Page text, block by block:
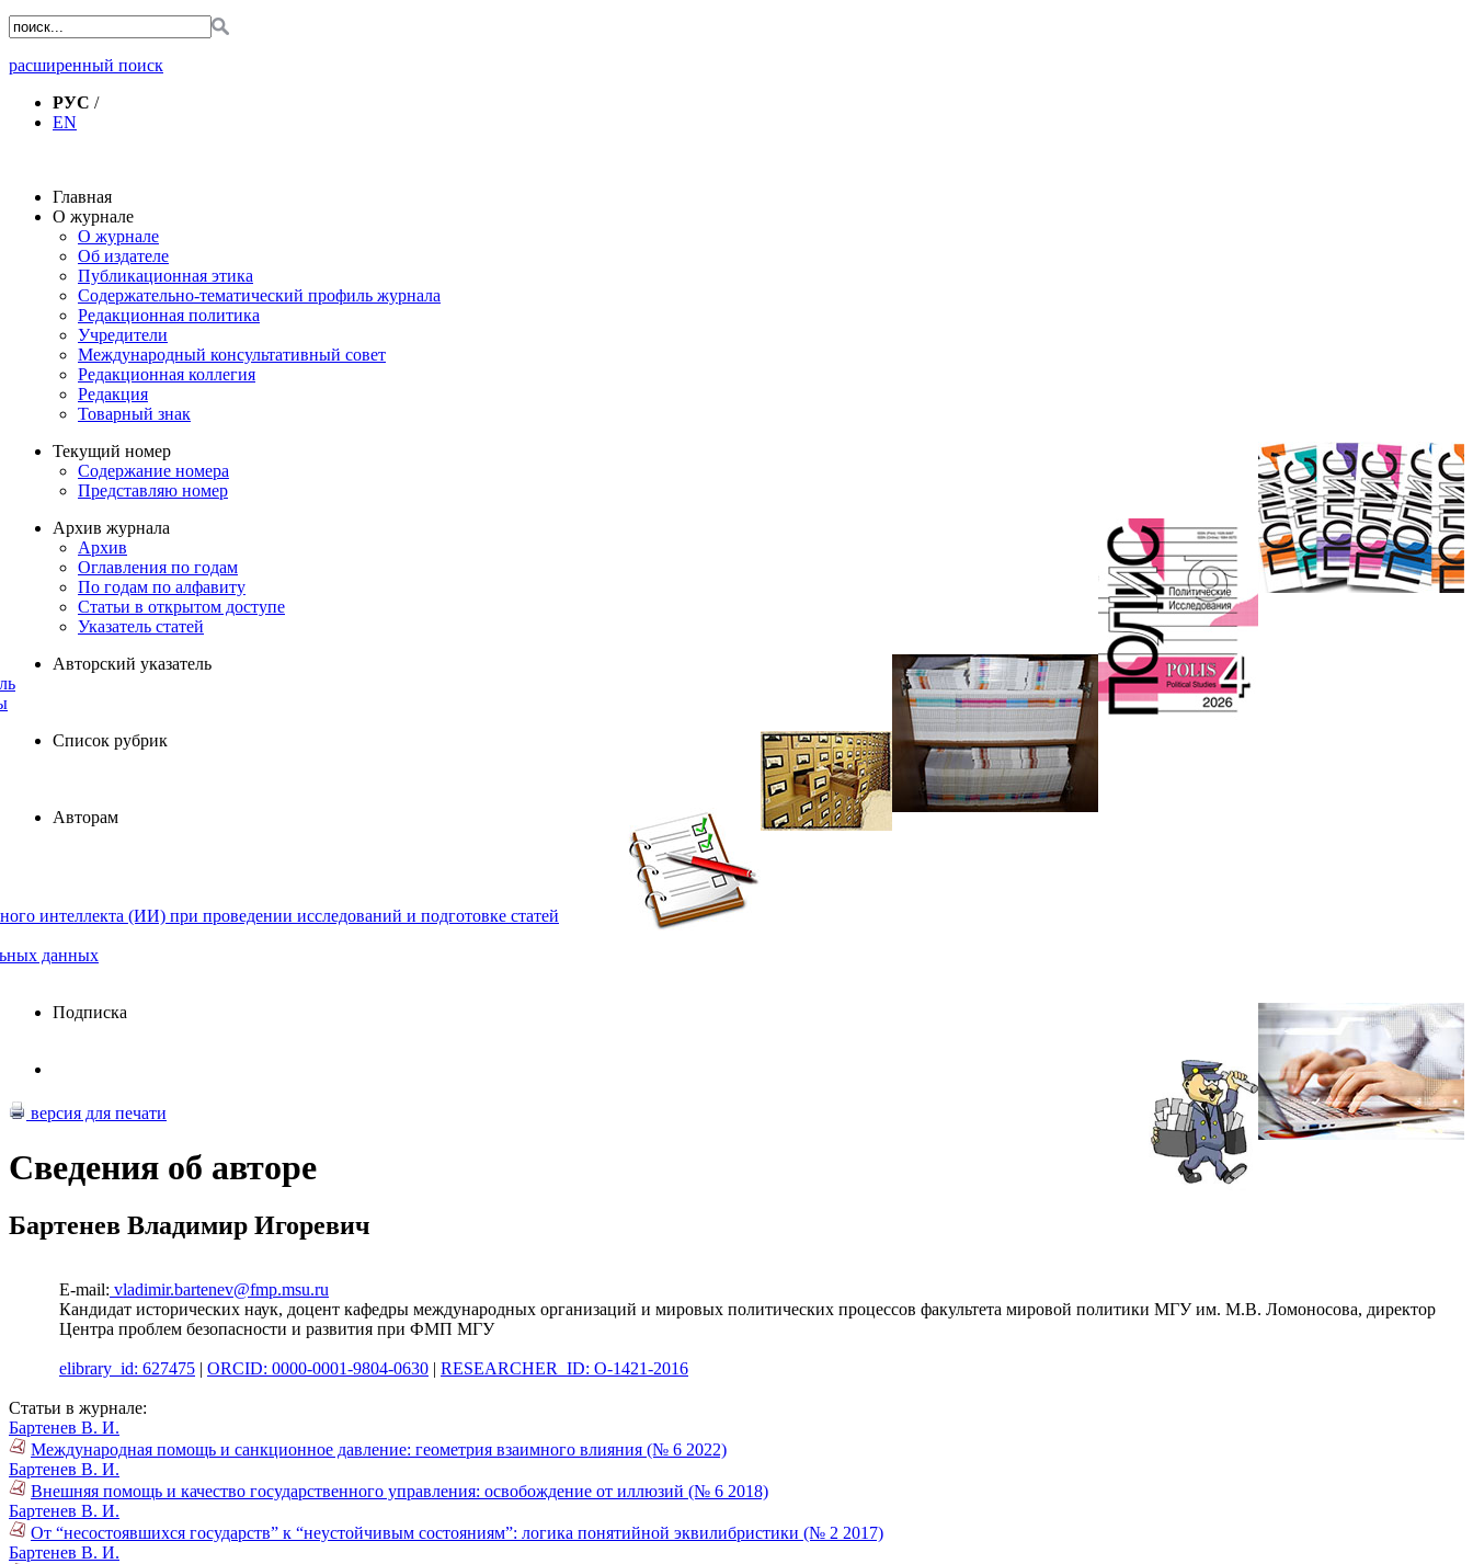
расширенный поиск
РУС /
EN
Главная
О журнале
О журнале
Об издателе
Публикационная этика
Содержательно-тематический профиль журнала
Редакционная политика
Учредители
Международный консультативный совет
Редакционная коллегия
Редакция
Товарный знак
Текущий номер
Содержание номера
Представляю номер
Архив журнала
Архив
Оглавления по годам
По годам по алфавиту
Статьи в открытом доступе
Указатель статей
Авторский указатель
Список рубрик
Авторам
интеллекта (ИИ) при проведении исследований и подготовке статей
данных
Подписка
версия для печати
Сведения об авторе
Бартенев Владимир Игоревич
E-mail: vladimir.bartenev@fmp.msu.ru
Кандидат исторических наук, доцент кафедры международных организаций и мировых политических процессов факультета мировой политики МГУ им. М.В. Ломоносова, директор
Центра проблем безопасности и развития при ФМП МГУ
elibrary_id: 627475 | ORCID: 0000-0001-9804-0630 | RESEARCHER_ID: O-1421-2016
Статьи в журнале:
Бартенев В. И.
Международная помощь и санкционное давление: геометрия взаимного влияния (№ 6 2022)
Бартенев В. И.
Внешняя помощь и качество государственного управления: освобождение от иллюзий (№ 6 2018)
Бартенев В. И.
От “несостоявшихся государств” к “неустойчивым состояниям”: логика понятийной эквилибристики (№ 2 2017)
Бартенев В. И.